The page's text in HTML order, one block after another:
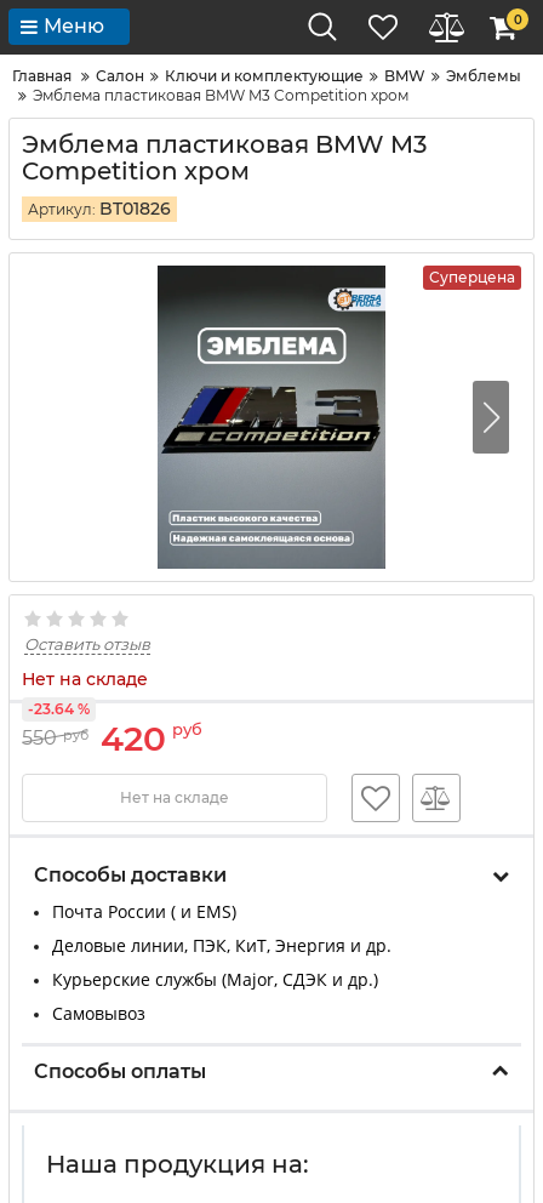
Меню 0
Главная Салон Ключи и комплектующие BMW
Эмблемы
Эмблема пластиковая BMW M3 Competition хром
Эмблема пластиковая BMW M3
Competition хром
Артикул: BT01826
Суперцена
Оставить отзыв
Нет на складе
550 руб 420 руб
-23.64 %
Нет на складе
Способы доставки
Почта России ( и EMS)
Деловые линии, ПЭК, КиТ, Энергия и др.
Курьерские службы (Major, СДЭК и др.)
Самовывоз
Способы оплаты
Наша продукция на: